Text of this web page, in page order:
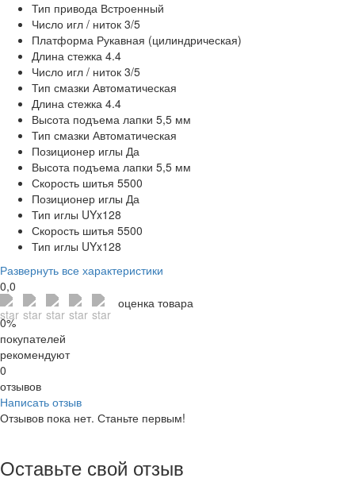
Тип привода Встроенный
Число игл / ниток 3/5
Платформа Рукавная (цилиндрическая)
Длина стежка 4.4
Число игл / ниток 3/5
Тип смазки Автоматическая
Длина стежка 4.4
Высота подъема лапки 5,5 мм
Тип смазки Автоматическая
Позиционер иглы Да
Высота подъема лапки 5,5 мм
Скорость шитья 5500
Позиционер иглы Да
Тип иглы UYx128
Скорость шитья 5500
Тип иглы UYx128
Развернуть все характеристики
0,0
оценка товара
0%
покупателей
рекомендуют
0
отзывов
Написать отзыв
Отзывов пока нет. Станьте первым!
Оставьте свой отзыв